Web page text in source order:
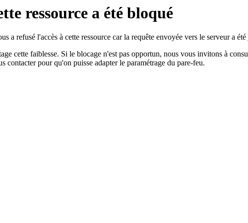
ressource a été bloqué
a refusé l'accès à cette ressource car la requête envoyée vers le serveur a été
cette faiblesse. Si le blocage n'est pas opportun, nous vous invitons à
contacter pour qu'on puisse adapter le paramétrage du pare-feu.